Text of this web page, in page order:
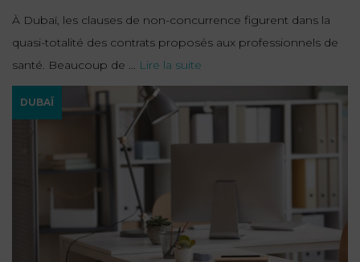
À Dubaï, les clauses de non-concurrence figurent dans la
quasi-totalité des contrats proposés aux professionnels de
santé. Beaucoup de ... Lire la suite
DUBAÏ